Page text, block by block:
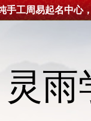
工周易起名中心
灵雨